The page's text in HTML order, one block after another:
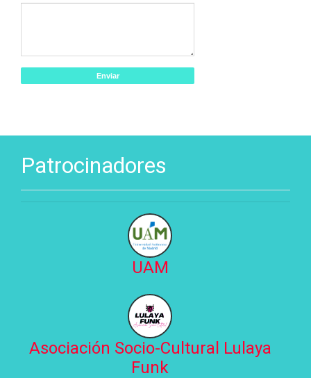
Patrocinadores
UAM
Asociación Socio-Cultural Lulaya
Funk